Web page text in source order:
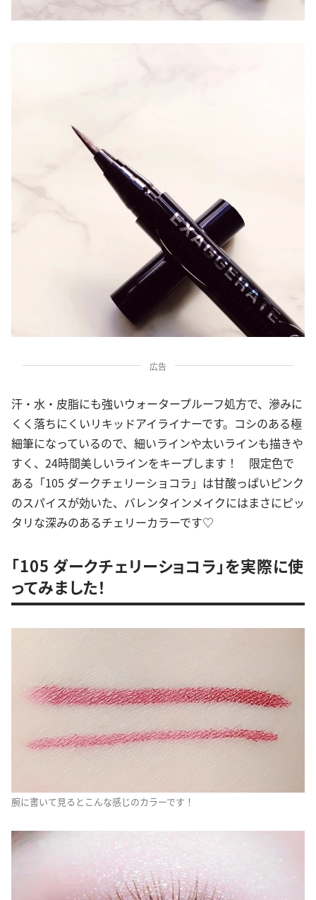
広告
汗・水・皮脂にも強いウォータープルーフ処方で、滲みに
くく落ちにくいリキッドアイライナーです。コシのある極
細筆になっているので、細いラインや太いラインも描きや
すく、24時間美しいラインをキープします！ 限定色で
ある「105 ダークチェリーショコラ」は甘酸っぱいピンク
のスパイスが効いた、バレンタインメイクにはまさにピッ
タリな深みのあるチェリーカラーです♡
「105 ダークチェリーショコラ」を実際に使
ってみました！
腕に書いて見るとこんな感じのカラーです！